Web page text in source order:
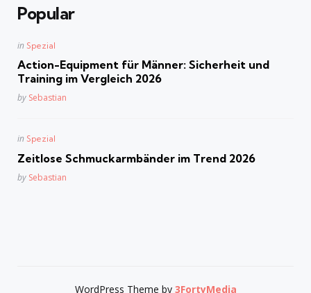
Popular
Posted
in Spezial
Action-Equipment für Männer: Sicherheit und
Training im Vergleich 2026
Posted
by Sebastian
Posted
in Spezial
Zeitlose Schmuckarmbänder im Trend 2026
Posted
by Sebastian
WordPress Theme by 3FortyMedia